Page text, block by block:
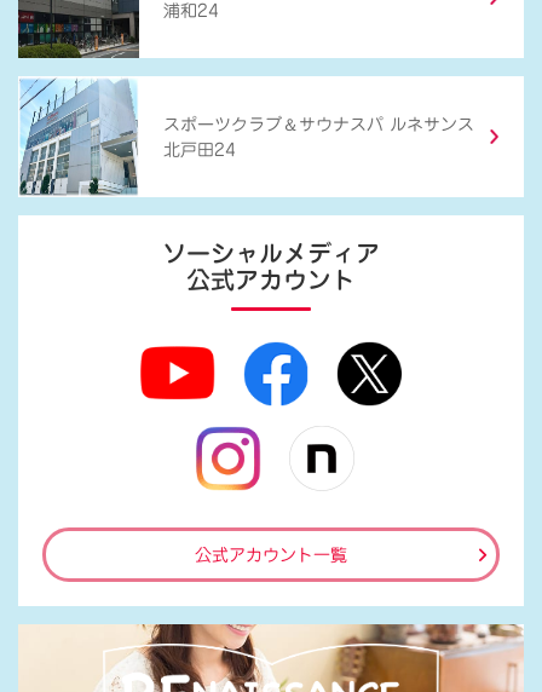
浦和24
スポーツクラブ ＆ サウナスパ ルネサンス
北戸田24
ソーシャルメディア
公式アカウント
公式アカウント一覧